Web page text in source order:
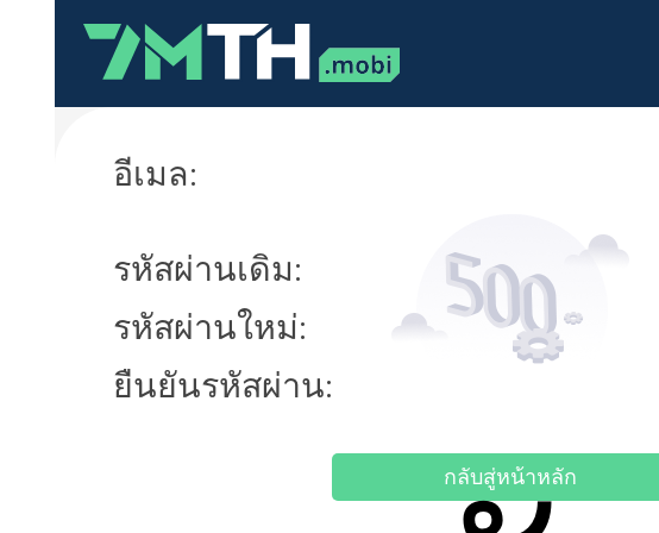
อีเมล:
รหัสผ่านเดิม:
รหัสผ่านใหม่:
ยืนยันรหัสผ่าน:
กลับสู่หน้าหลัก